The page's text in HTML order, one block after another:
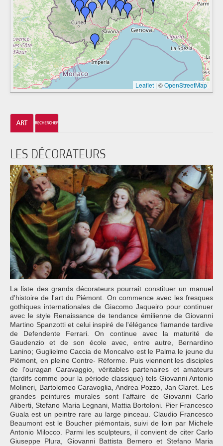
Leaflet | ©OpenStreetMap
LES DÉCORATEURS
La liste des grands décorateurs pourrait constituer un manuel
d'histoire de l'art du Piémont. On commence avec les fresques
gothiques internationales de Giacomo Jaqueiro pour continuer
avec le style Renaissance de tendance émilienne de Giovanni
Martino Spanzotti et celui inspiré de l'élégance flamande tardive
de Defendente Ferrari. On continue avec la maturité de
Gaudenzio et de son école avec, entre autre, Bernardino
Lanino; Guglielmo Caccia de Moncalvo est le Palma le jeune du
Piémont, en pleine Contre- Réforme. Puis viennent les disciples
de l'ouragan Caravaggio, véritables partenaires et amateurs
(tardifs comme pour la période classique) tels Giovanni Antonio
Molineri, Bartolomeo Caravoglia, Andrea Pozzo, Jan Claret. Les
grandes peintures murales sont l'affaire de Giovanni Carlo
Aliberti, Stefano Maria Legnani, Mattia Bortoloni. Pier Francesco
Guala est un peintre rare au large pinceau. Claudio Francesco
Beaumont est le Boucher piémontais, suivi de loin par Michele
Antonio Milocco. Parmi les sculpteurs, il convient de citer Carlo
Giuseppe Plura, Giovanni Battista Bernero et Stefano Maria